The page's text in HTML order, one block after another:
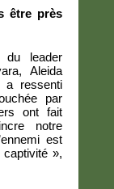
être près
du leader
Aleida
a ressenti
par
ont fait
notre
est
»,